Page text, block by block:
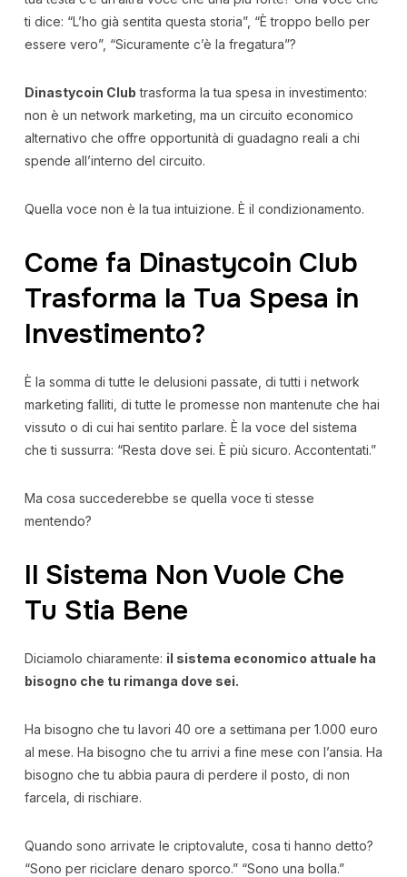
ti dice: “L’ho già sentita questa storia”, “È troppo bello per
essere vero”, “Sicuramente c’è la fregatura”?
Dinastycoin Club trasforma la tua spesa in investimento:
non è un network marketing, ma un circuito economico
alternativo che offre opportunità di guadagno reali a chi
spende all’interno del circuito.
Quella voce non è la tua intuizione. È il condizionamento.
Come fa Dinastycoin Club
Trasforma la Tua Spesa in
Investimento?
È la somma di tutte le delusioni passate, di tutti i network
marketing falliti, di tutte le promesse non mantenute che hai
vissuto o di cui hai sentito parlare. È la voce del sistema
che ti sussurra: “Resta dove sei. È più sicuro. Accontentati.”
Ma cosa succederebbe se quella voce ti stesse
mentendo?
Il Sistema Non Vuole Che
Tu Stia Bene
Diciamolo chiaramente: il sistema economico attuale ha
bisogno che tu rimanga dove sei.
Ha bisogno che tu lavori 40 ore a settimana per 1.000 euro
al mese. Ha bisogno che tu arrivi a fine mese con l’ansia. Ha
bisogno che tu abbia paura di perdere il posto, di non
farcela, di rischiare.
Quando sono arrivate le criptovalute, cosa ti hanno detto?
“Sono per riciclare denaro sporco.” “Sono una bolla.”